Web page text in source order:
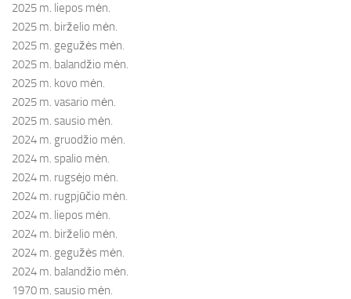
2025 m. liepos mėn.
2025 m. birželio mėn.
2025 m. gegužės mėn.
2025 m. balandžio mėn.
2025 m. kovo mėn.
2025 m. vasario mėn.
2025 m. sausio mėn.
2024 m. gruodžio mėn.
2024 m. spalio mėn.
2024 m. rugsėjo mėn.
2024 m. rugpjūčio mėn.
2024 m. liepos mėn.
2024 m. birželio mėn.
2024 m. gegužės mėn.
2024 m. balandžio mėn.
1970 m. sausio mėn.